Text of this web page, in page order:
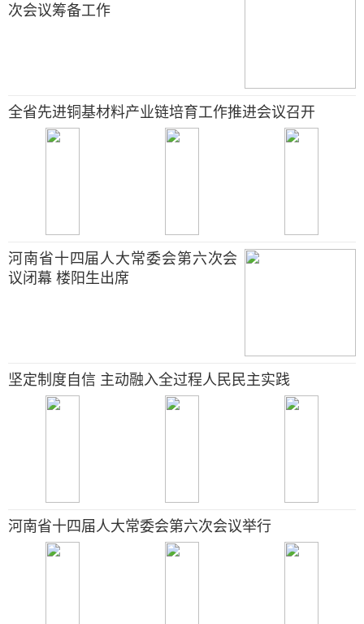
次会议筹备工作
全省先进铜基材料产业链培育工作推进会议召开
河南省十四届人大常委会第六次会
议闭幕 楼阳生出席
坚定制度自信 主动融入全过程人民民主实践
河南省十四届人大常委会第六次会议举行